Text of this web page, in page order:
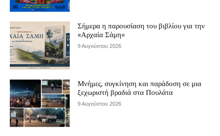
Σήμερα η παρουσίαση του βιβλίου για την
«Αρχαία Σάμη»
9 Αυγούστου 2026
Μνήμες, συγκίνηση και παράδοση σε μια
ξεχωριστή βραδιά στα Πουλάτα
9 Αυγούστου 2026